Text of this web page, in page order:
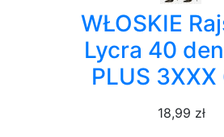
WŁOSKIE
Lycra 40
PLUS 3XXX
18,99 zł